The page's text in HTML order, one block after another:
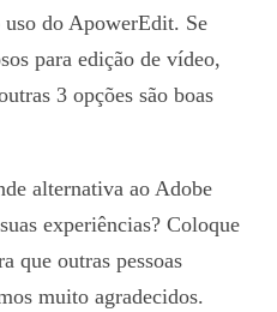
do ApowerEdit. Se
para edição de vídeo,
3 opções são boas
alternativa ao Adobe
experiências? Coloque
que outras pessoas
muito agradecidos.